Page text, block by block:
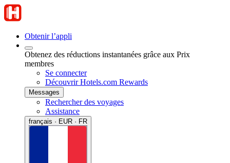
Obtenir l’appli
Obtenez des réductions instantanées grâce aux Prix
membres
Se connecter
Découvrir Hotels.com Rewards
Messages
Rechercher des voyages
Assistance
français · EUR · FR